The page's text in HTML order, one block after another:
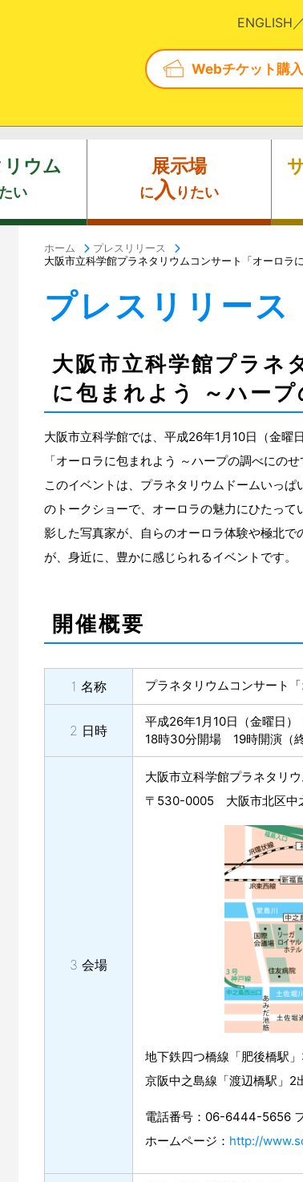
ENGLISH
Webチケット購
ウム
い
展示場
に入 りたい
ホーム
プレスリリース
大阪市立科学館プラネタリウムコンサート「オーロラ
プレスリリース
大阪市立科学館プラネ
に包まれよう ～ハー
大阪市立科学館では、平成26年1月10日（金曜
「オーロラに包まれよう ～ハープの調べにのせ
このイベントは、プラネタリウムドームいっ
のトークショーで、オーロラの魅力にひたっ
影した写真家が、自らのオーロラ体験や極北
が、身近に、豊かに感じられるイベントです。
開催概要
1 名称 プラネタリウムコンサート
2 日時
平成26年1月10日（金曜日）
18時30分開場 19時開演（
3 会場
大阪市立科学館プラネタリ
〒530-0005 大阪市北区中
地下鉄四つ橋線「肥後橋駅
京阪中之島線「渡辺橋駅」
電話番号：06-6444-5656
ホームページ： http://